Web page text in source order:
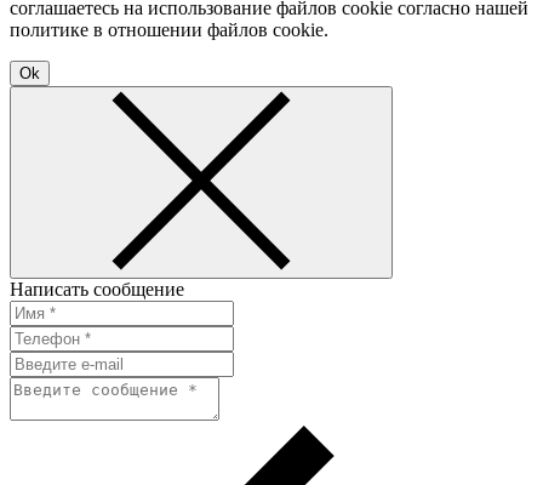
соглашаетесь на использование файлов cookie согласно нашей
политике в отношении файлов cookie.
Ok
Написать сообщение